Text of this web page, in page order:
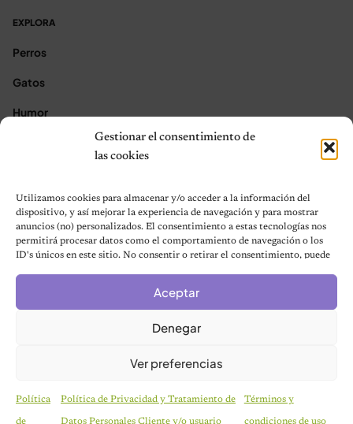
Gestionar el consentimiento de
las cookies
Utilizamos cookies para almacenar y/o acceder a la información del
dispositivo, y así mejorar la experiencia de navegación y para mostrar
anuncios (no) personalizados. El consentimiento a estas tecnologías nos
permitirá procesar datos como el comportamiento de navegación o los
ID's únicos en este sitio. No consentir o retirar el consentimiento, puede
Aceptar
Denegar
Ver preferencias
Política
de
Política de Privacidad y Tratamiento de
Datos Personales Cliente y/o usuario
Términos y
condiciones de uso
EXPLORA
Perros
Gatos
Humor
Contacto
★ Asóciate con Nosotros ★
Política de Privacidad
Terms and Conditions